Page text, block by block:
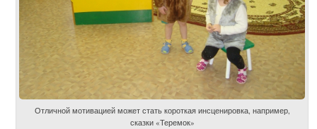
Отличной мотивацией может стать короткая инсценировка, например,
сказки «Теремок»